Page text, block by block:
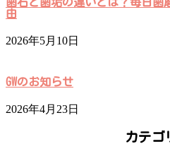
由
2026年5月10日
GWのお知らせ
2026年4月23日
カテゴ